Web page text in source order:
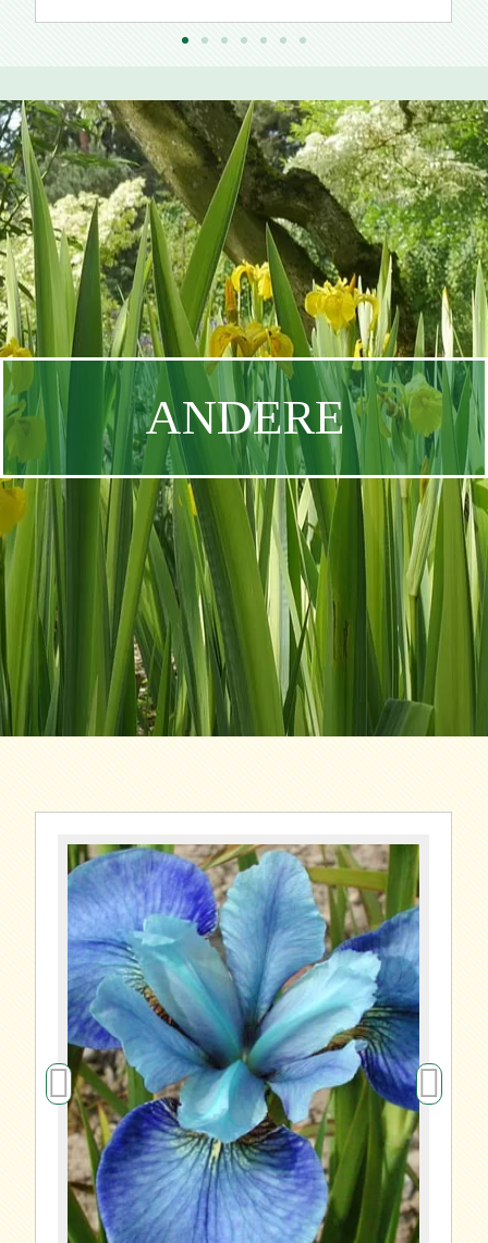
ANDERE